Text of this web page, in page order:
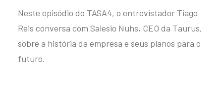
Neste episódio do TASA4, o entrevistador Tiago
Reis conversa com Salesio Nuhs, CEO da Taurus,
sobre a história da empresa e seus planos para o
futuro.